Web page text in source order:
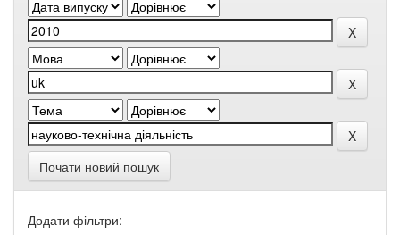
Почати новий пошук
Додати фільтри: